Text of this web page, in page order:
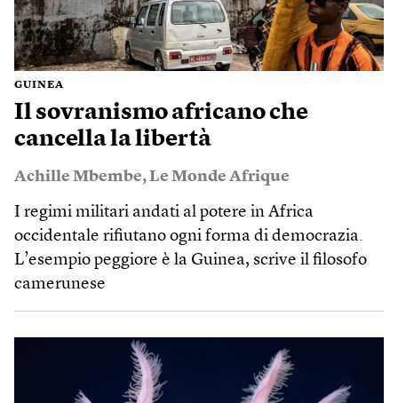
GUINEA
Il sovranismo africano che
cancella la libertà
Achille Mbembe,Le Monde Afrique
I regimi militari andati al potere in Africa
occidentale rifiutano ogni forma di democrazia.
L’esempio peggiore è la Guinea, scrive il filosofo
camerunese